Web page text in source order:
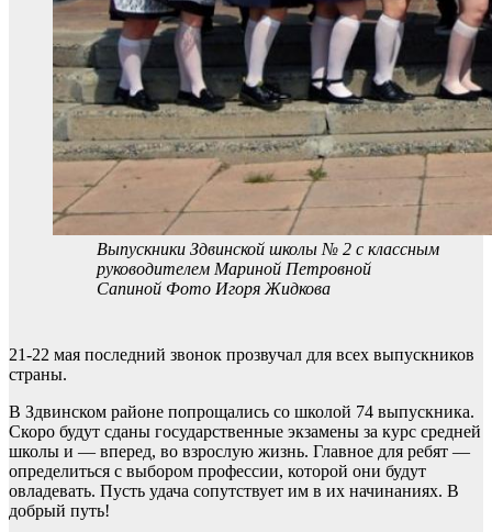
Выпускники Здвинской школы № 2 с классным
руководителем Мариной Петровной
Сапиной Фото Игоря Жидкова
21-22 мая последний звонок прозвучал для всех выпускников
страны.
В Здвинском районе попрощались со школой 74 выпускника.
Скоро будут сданы государственные экзамены за курс средней
школы и — вперед, во взрослую жизнь. Главное для ребят —
определиться с выбором профессии, которой они будут
овладевать. Пусть удача сопутствует им в их начинаниях. В
добрый путь!